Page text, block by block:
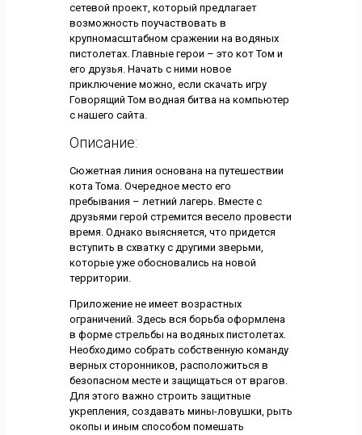
сетевой проект, который предлагает
возможность поучаствовать в
крупномасштабном сражении на водяных
пистолетах. Главные герои – это кот Том и
его друзья. Начать с ними новое
приключение можно, если скачать игру
Говорящий Том водная битва на компьютер
с нашего сайта.
Описание:
Сюжетная линия основана на путешествии
кота Тома. Очередное место его
пребывания – летний лагерь. Вместе с
друзьями герой стремится весело провести
время. Однако выясняется, что придется
вступить в схватку с другими зверьми,
которые уже обосновались на новой
территории.
Приложение не имеет возрастных
ограничений. Здесь вся борьба оформлена
в форме стрельбы на водяных пистолетах.
Необходимо собрать собственную команду
верных сторонников, расположиться в
безопасном месте и защищаться от врагов.
Для этого важно строить защитные
укрепления, создавать мины-ловушки, рыть
окопы и иным способом помешать